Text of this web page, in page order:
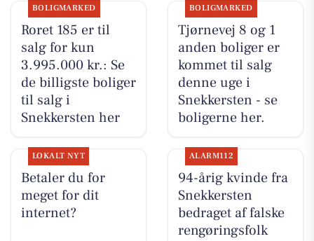
BOLIGMARKED
Roret 185 er til
salg for kun
3.995.000 kr.: Se
de billigste boliger
til salg i
Snekkersten her
BOLIGMARKED
Tjørnevej 8 og 1
anden boliger er
kommet til salg
denne uge i
Snekkersten - se
boligerne her.
LOKALT NYT
Betaler du for
meget for dit
internet?
ALARM112
94-årig kvinde fra
Snekkersten
bedraget af falske
rengøringsfolk